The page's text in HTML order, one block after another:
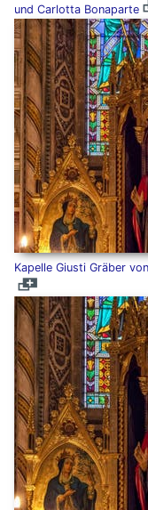
und Carlotta Bonaparte
Kapelle Giusti Gräber